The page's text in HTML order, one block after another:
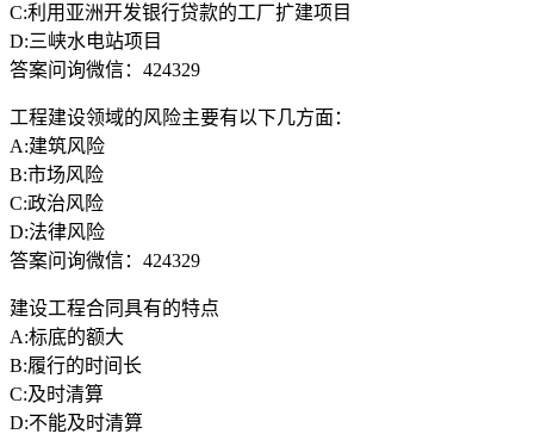
C:利用亚洲开发银行贷款的工厂扩建项目
D:三峡水电站项目
答案问询微信：424329
工程建设领域的风险主要有以下几方面：
A:建筑风险
B:市场风险
C:政治风险
D:法律风险
答案问询微信：424329
建设工程合同具有的特点
A:标底的额大
B:履行的时间长
C:及时清算
D:不能及时清算